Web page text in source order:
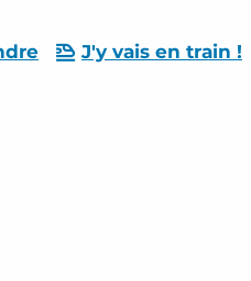
J'y vais en train !